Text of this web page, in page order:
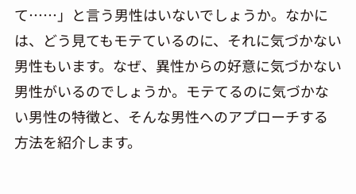
て……」と言う男性はいないでしょうか。なかに
は、どう見てもモテているのに、それに気づかない
男性もいます。なぜ、異性からの好意に気づかない
男性がいるのでしょうか。モテてるのに気づかな
い男性の特徴と、そんな男性へのアプローチする
方法を紹介します。